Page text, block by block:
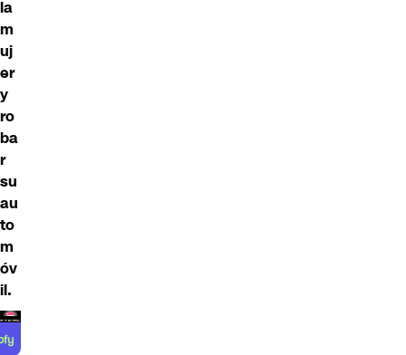
la
m
uj
er
y
ro
ba
r
su
au
to
m
óv
il.